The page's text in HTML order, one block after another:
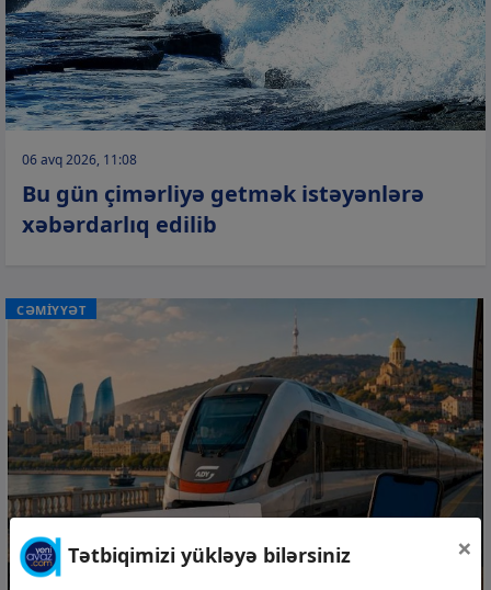
06 avq 2026, 11:08
Bu gün çimərliyə getmək istəyənlərə
xəbərdarlıq edilib
CƏMİYYƏT
Tətbiqimizi yükləyə bilərsiniz ×